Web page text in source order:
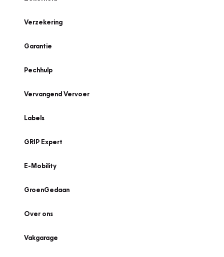
Verzekering
Garantie
Pechhulp
Vervangend Vervoer
Labels
GRIP Expert
E-Mobility
GroenGedaan
Over ons
Vakgarage